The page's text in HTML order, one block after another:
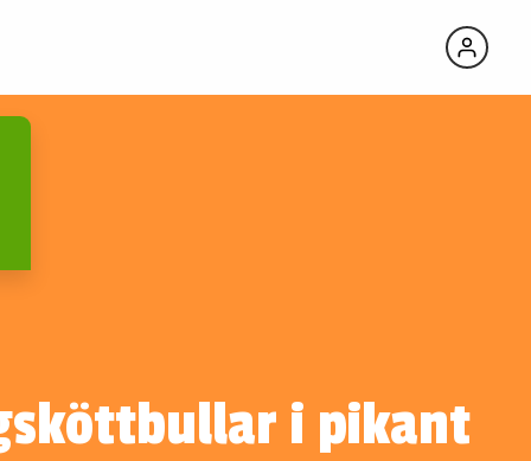
i pikant